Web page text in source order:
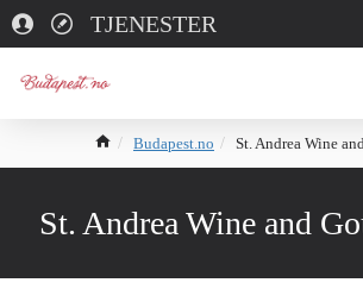
TJENESTER
Budapest.no St. Andrea Wine
St. Andrea Wine and